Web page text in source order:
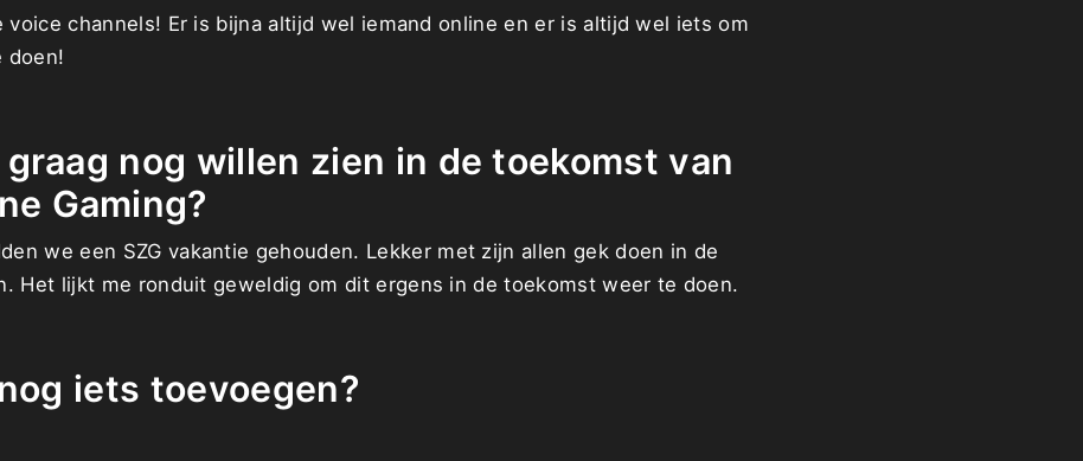
voice channels! Er is bijna altijd wel iemand online en er is altijd wel iets om
doen!
nog willen zien in de toekomst van
Gaming?
we een SZG vakantie gehouden. Lekker met zijn allen gek doen in de
Het lijkt me ronduit geweldig om dit ergens in de toekomst weer te doen.
iets toevoegen?